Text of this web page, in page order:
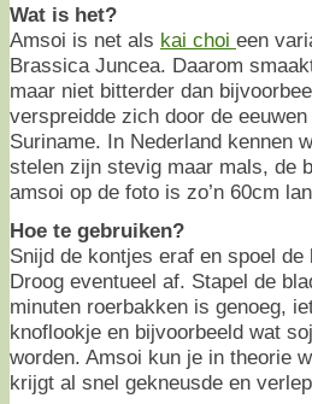
Wat is het?
Amsoi is net als kai choi een
Brassica Juncea. Daarom
maar niet bitterder dan
verspreidde zich door de
Suriname. In Nederland kennen
stelen zijn stevig maar mals, de
amsoi op de foto is zo’n 60cm
Hoe te gebruiken?
Snijd de kontjes eraf en spoel
Droog eventueel af. Stapel de
minuten roerbakken is genoeg,
knoflookje en bijvoorbeeld wat
worden. Amsoi kun je in theorie
krijgt al snel gekneusde en